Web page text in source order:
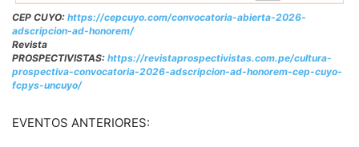
CEP CUYO: https://cepcuyo.com/convocatoria-abierta-2026-
adscripcion-ad-honorem/
Revista
PROSPECTIVISTAS: https://revistaprospectivistas.com.pe/cultura-
prospectiva-convocatoria-2026-adscripcion-ad-honorem-cep-cuyo-
fcpys-uncuyo/
EVENTOS ANTERIORES: